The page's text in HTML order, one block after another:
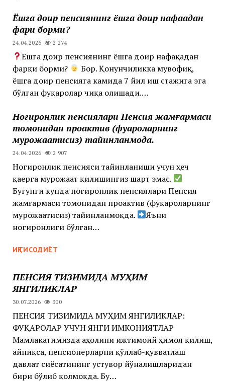
Ёшга доир пенсиянинг ёшга доир нафақадан
фарқи борми?
24.04.2026 2 274
Ёшга доир пенсиянинг ёшга доир нафақадан
фарқи борми?
Бор. Қонунчиликка мувофиқ,
ёшга доир пенсияга камида 7 йил иш стажига эга
бўлган фуқаролар чиқа олишади.…
Ногиронлик пенсиялари Пенсия жамғармаси
томонидан проактив (фуқароларнинг
мурожаатисиз) тайинланмоқда.
24.04.2026 2 907
Ногиронлик пенсияси тайинланиши учун ҳеч
қаерга мурожаат қилишингиз шарт эмас.
Бугунги кунда ногиронлик пенсиялари Пенсия
жамғармаси томонидан проактив (фуқароларнинг
мурожаатисиз) тайинланмоқда. ‍‍
Яъни
ногиронлиги бўлган…
ИҚТИСОДИЁТ
ПЕНСИЯ ТИЗИМИДА МУҲИМ
ЯНГИЛИКЛАР
30.07.2026 300
ПЕНСИЯ ТИЗИМИДА МУҲИМ ЯНГИЛИКЛАР:
ФУҚАРОЛАР УЧУН ЯНГИ ИМКОНИЯТЛАР
Мамлакатимизда аҳолини ижтимоий ҳимоя қилиш,
айниқса, пенсионерларни қўллаб-қувватлаш
давлат сиёсатининг устувор йўналишларидан
бири бўлиб қолмоқда. Бу…